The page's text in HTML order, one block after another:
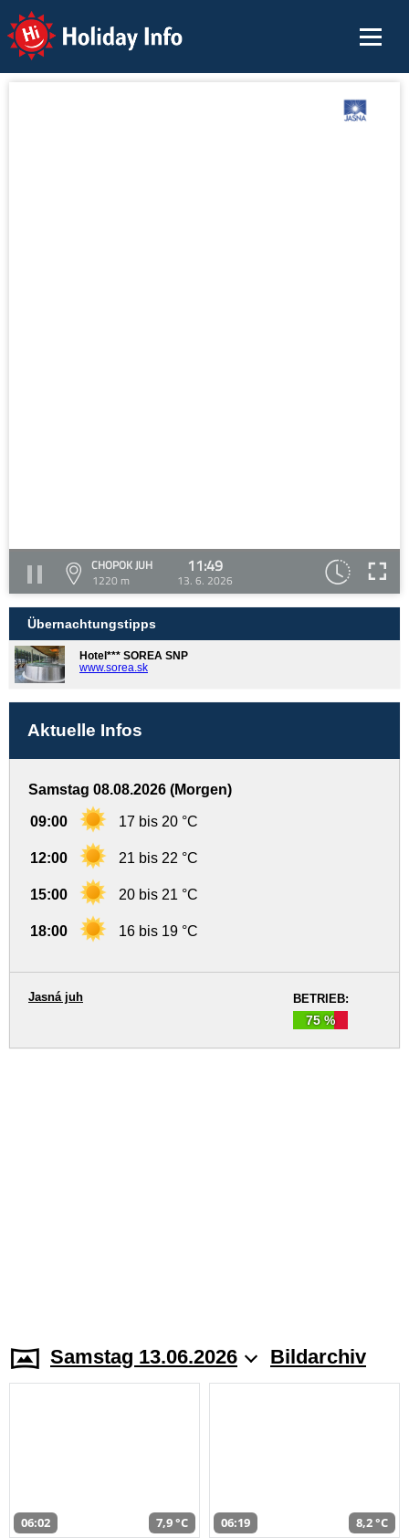
Holiday Info
CHOPOK JUH
1220 m
11:49
13. 6. 2026
Übernachtungstipps
Hotel*** SOREA SNP
www.sorea.sk
Aktuelle Infos
Samstag 08.08.2026 (Morgen)
09:00 17 bis 20 °C
12:00 21 bis 22 °C
15:00 20 bis 21 °C
18:00 16 bis 19 °C
BETRIEB:
75 %
Jasná juh
Samstag 13.06.2026 Bildarchiv
06:02 7,9 °C 06:19 8,2 °C